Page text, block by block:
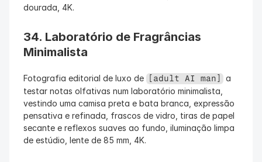
dourada, 4K.
34. Laboratório de Fragrâncias
Minimalista
Fotografia editorial de luxo de [adult AI man] a
testar notas olfativas num laboratório minimalista,
vestindo uma camisa preta e bata branca, expressão
pensativa e refinada, frascos de vidro, tiras de papel
secante e reflexos suaves ao fundo, iluminação limpa
de estúdio, lente de 85 mm, 4K.